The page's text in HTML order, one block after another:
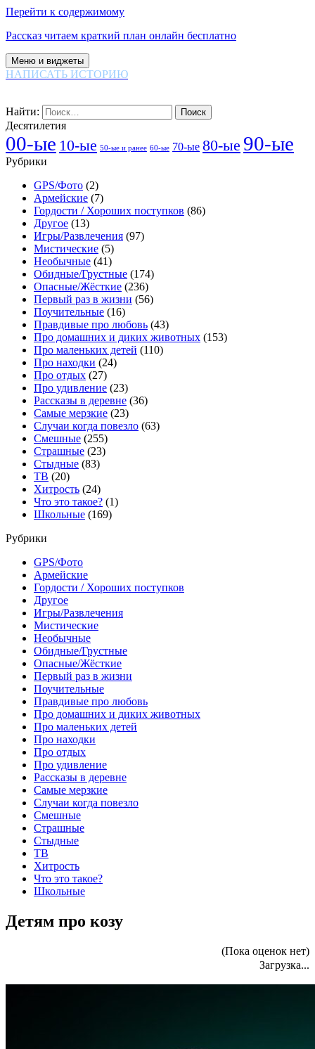
Перейти к содержимому
Рассказ читаем краткий план онлайн бесплатно
Меню и виджеты
НАПИСАТЬ ИСТОРИЮ
Найти:
Десятилетия
00-ые 10-ые 50-ые и ранее 60-ые 70-ые 80-ые 90-ые
Рубрики
GPS/Фото (2)
Армейские (7)
Гордости / Хороших поступков (86)
Другое (13)
Игры/Развлечения (97)
Мистические (5)
Необычные (41)
Обидные/Грустные (174)
Опасные/Жёсткие (236)
Первый раз в жизни (56)
Поучительные (16)
Правдивые про любовь (43)
Про домашних и диких животных (153)
Про маленьких детей (110)
Про находки (24)
Про отдых (27)
Про удивление (23)
Рассказы в деревне (36)
Самые мерзкие (23)
Случаи когда повезло (63)
Смешные (255)
Страшные (23)
Стыдные (83)
ТВ (20)
Хитрость (24)
Что это такое? (1)
Школьные (169)
Рубрики
GPS/Фото
Армейские
Гордости / Хороших поступков
Другое
Игры/Развлечения
Мистические
Необычные
Обидные/Грустные
Опасные/Жёсткие
Первый раз в жизни
Поучительные
Правдивые про любовь
Про домашних и диких животных
Про маленьких детей
Про находки
Про отдых
Про удивление
Рассказы в деревне
Самые мерзкие
Случаи когда повезло
Смешные
Страшные
Стыдные
ТВ
Хитрость
Что это такое?
Школьные
Детям про козу
(Пока оценок нет)
Загрузка...